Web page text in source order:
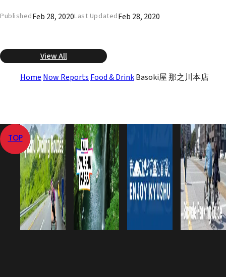
PublishedFeb 28, 2020Last UpdatedFeb 28, 2020
View All
Home Now Reports Food & DrinkBasoki屋 那之川本店
TOP